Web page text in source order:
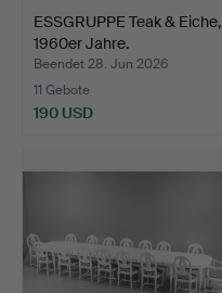
ESSGRUPPE Teak & Eiche,
1960er Jahre.
Beendet 28. Jun 2026
11 Gebote
190 USD